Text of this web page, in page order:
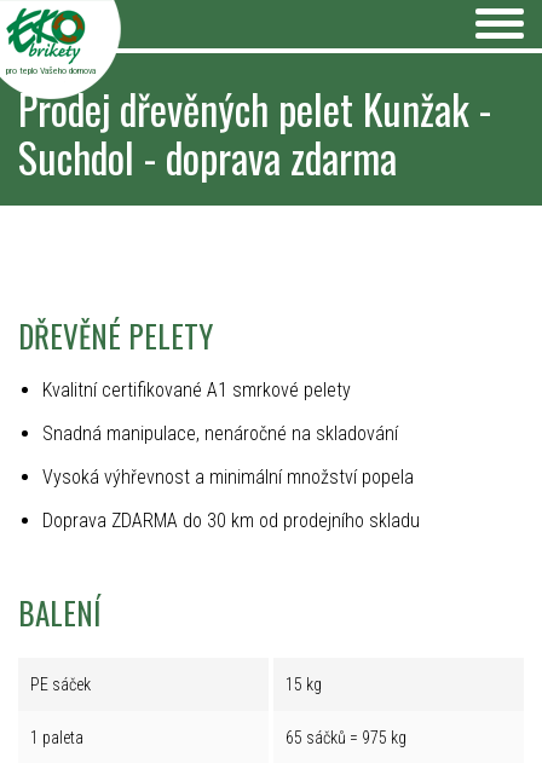
pro teplo Vašeho domova
Prodej dřevěných pelet Kunžak -
Suchdol - doprava zdarma
DŘEVĚNÉ PELETY
Kvalitní certifikované A1 smrkové pelety
Snadná manipulace, nenáročné na skladování
Vysoká výhřevnost a minimální množství popela
Doprava ZDARMA do 30 km od prodejního skladu
BALENÍ
PE sáček 15 kg
1 paleta 65 sáčků = 975 kg